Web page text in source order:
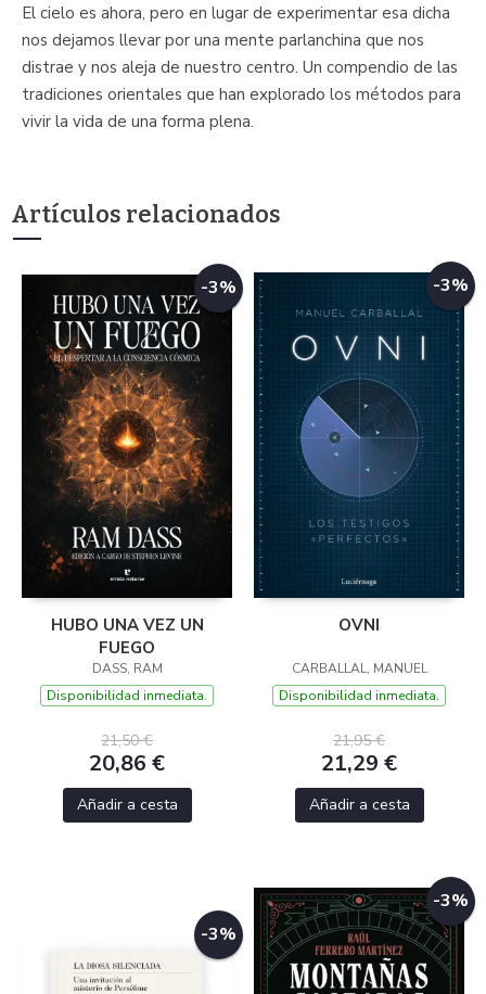
El cielo es ahora, pero en lugar de experimentar esa dicha
nos dejamos llevar por una mente parlanchina que nos
distrae y nos aleja de nuestro centro. Un compendio de las
tradiciones orientales que han explorado los métodos para
vivir la vida de una forma plena.
Artículos relacionados
-3%
HUBO UNA VEZ UN
FUEGO
DASS, RAM
Disponibilidad inmediata.
21,50 €
20,86 €
Añadir a cesta
-3%
OVNI
CARBALLAL, MANUEL
Disponibilidad inmediata.
21,95 €
21,29 €
Añadir a cesta
-3%
-3%